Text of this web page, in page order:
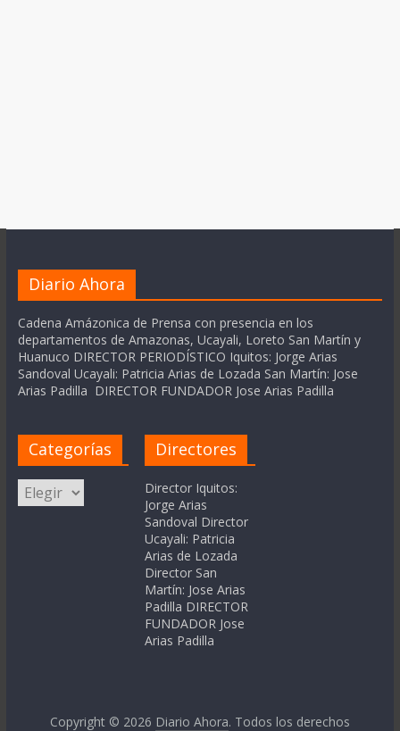
Diario Ahora
Cadena Amázonica de Prensa con presencia en los
departamentos de Amazonas, Ucayali, Loreto San Martín y
Huanuco DIRECTOR PERIODÍSTICO Iquitos: Jorge Arias
Sandoval Ucayali: Patricia Arias de Lozada San Martín: Jose
Arias Padilla DIRECTOR FUNDADOR Jose Arias Padilla
Categorías
Categorías
Directores
Director Iquitos:
Jorge Arias
Sandoval Director
Ucayali: Patricia
Arias de Lozada
Director San
Martín: Jose Arias
Padilla DIRECTOR
FUNDADOR Jose
Arias Padilla
Copyright © 2026 Diario Ahora. Todos los derechos